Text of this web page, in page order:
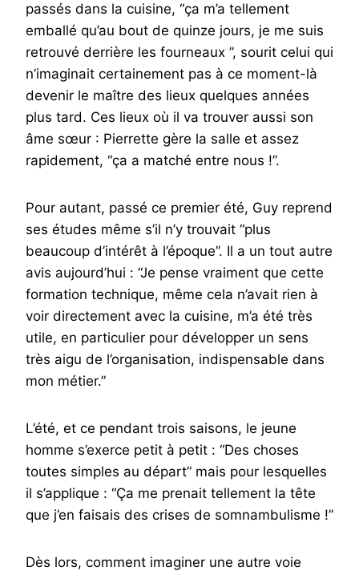
passés dans la cuisine, “ça m’a tellement
emballé qu’au bout de quinze jours, je me suis
retrouvé derrière les fourneaux ”, sourit celui qui
n’imaginait certainement pas à ce moment-là
devenir le maître des lieux quelques années
plus tard. Ces lieux où il va trouver aussi son
âme sœur : Pierrette gère la salle et assez
rapidement, “ça a matché entre nous !”.
Pour autant, passé ce premier été, Guy reprend
ses études même s’il n’y trouvait “plus
beaucoup d’intérêt à l’époque”. Il a un tout autre
avis aujourd’hui : “Je pense vraiment que cette
formation technique, même cela n’avait rien à
voir directement avec la cuisine, m’a été très
utile, en particulier pour développer un sens
très aigu de l’organisation, indispensable dans
mon métier.”
L’été, et ce pendant trois saisons, le jeune
homme s’exerce petit à petit : “Des choses
toutes simples au départ” mais pour lesquelles
il s’applique : “Ça me prenait tellement la tête
que j’en faisais des crises de somnambulisme !”
Dès lors, comment imaginer une autre voie